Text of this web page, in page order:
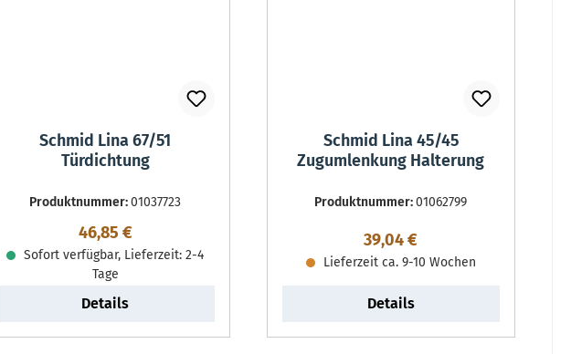
Schmid Lina 67/51
Türdichtung
Produktnummer:01037723
Regulärer Preis:
46,85 €
Sofort verfügbar, Lieferzeit: 2-4
Tage
Details
Schmid Lina 45/45
Zugumlenkung Halterung
Produktnummer:01062799
Regulärer Preis:
39,04 €
Lieferzeit ca. 9-10 Wochen
Details